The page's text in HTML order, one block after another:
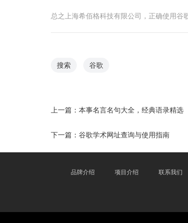
总之上海希佰格科技有限公司，正确使用谷
搜索 谷歌
上一篇： 本事名言名句大全，经典语录精选
下一篇： 谷歌学术网址查询与使用指南
品牌介绍 项目介绍 联系我们